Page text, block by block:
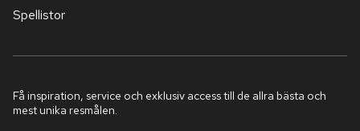
Spellistor
Få inspiration, service och exklusiv access till de allra bästa och
mest unika resmålen.